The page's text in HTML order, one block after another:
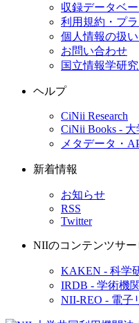
収録データベ
利用規約・プ
個人情報の扱
お問い合わせ
国立情報学研
ヘルプ
CiNii Research
CiNii Books -
メタデータ・
新着情報
お知らせ
RSS
Twitter
NIIのコンテンツサー
KAKEN - 科学
IRDB - 学術機
NII-REO - 電子